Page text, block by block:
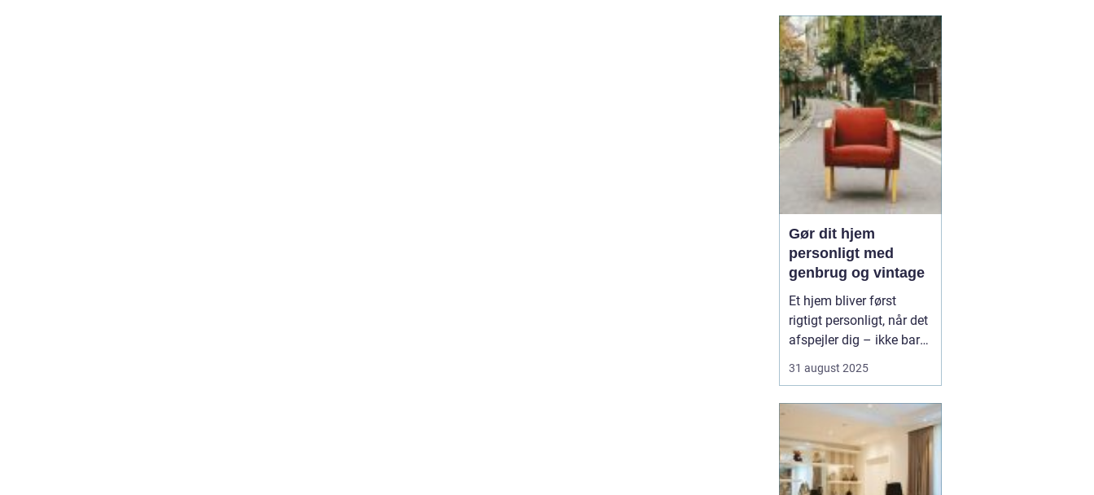
et godt
førstehåndsindtryk; det
kan også påvirke
arbejdsmiljøet og
medarbejder...
Gør dit hjem
personligt med
genbrug og vintage
Et hjem bliver først
rigtigt personligt, når det
afspejler dig – ikke bare
boligmagasinerne. Med
du skabe et unikt udtryk,
der både fortæller
historier og giver rummet
karakte...
31 august 2025